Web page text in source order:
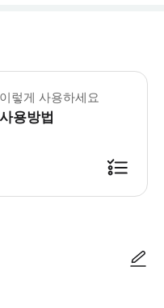
이 규정 - 2세 미만의 어린이 혹
이렇게 사용하세요
사용방법